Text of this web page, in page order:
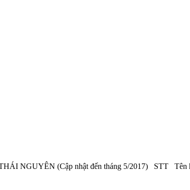
NGUYÊN (Cập nhật đến tháng 5/2017) STT Tên